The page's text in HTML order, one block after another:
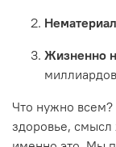
Жизненно
Что нужно всем?
здоровье,